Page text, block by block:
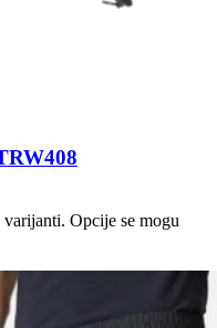
Opcije se mogu